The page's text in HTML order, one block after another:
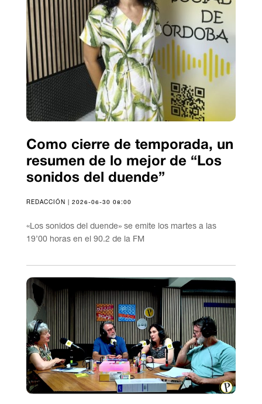
Como cierre de temporada, un
resumen de lo mejor de “Los
sonidos del duende”
REDACCIÓN | 2026-06-30 08:00
«Los sonidos del duende» se emite los martes a las
19’00 horas en el 90.2 de la FM